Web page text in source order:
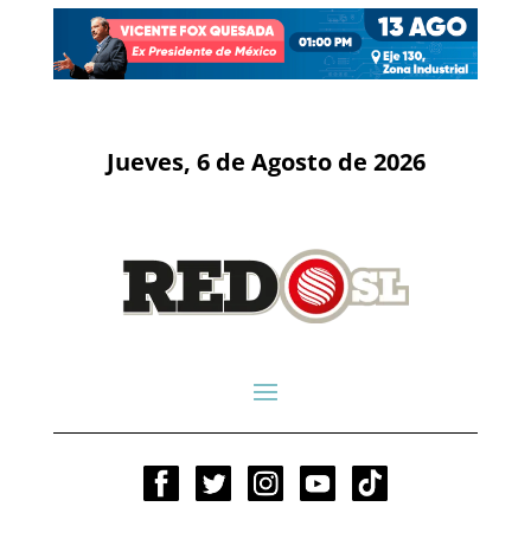
Jueves, 6 de Agosto de 2026